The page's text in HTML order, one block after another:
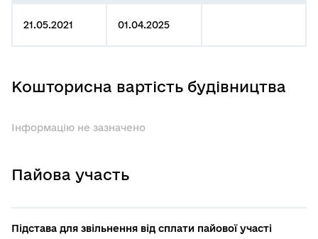
21.05.2021 01.04.2025
Кошторисна вартість будівництва
Інформацію не зазначено
Пайова участь
Підстава для звільнення від сплати пайової участі